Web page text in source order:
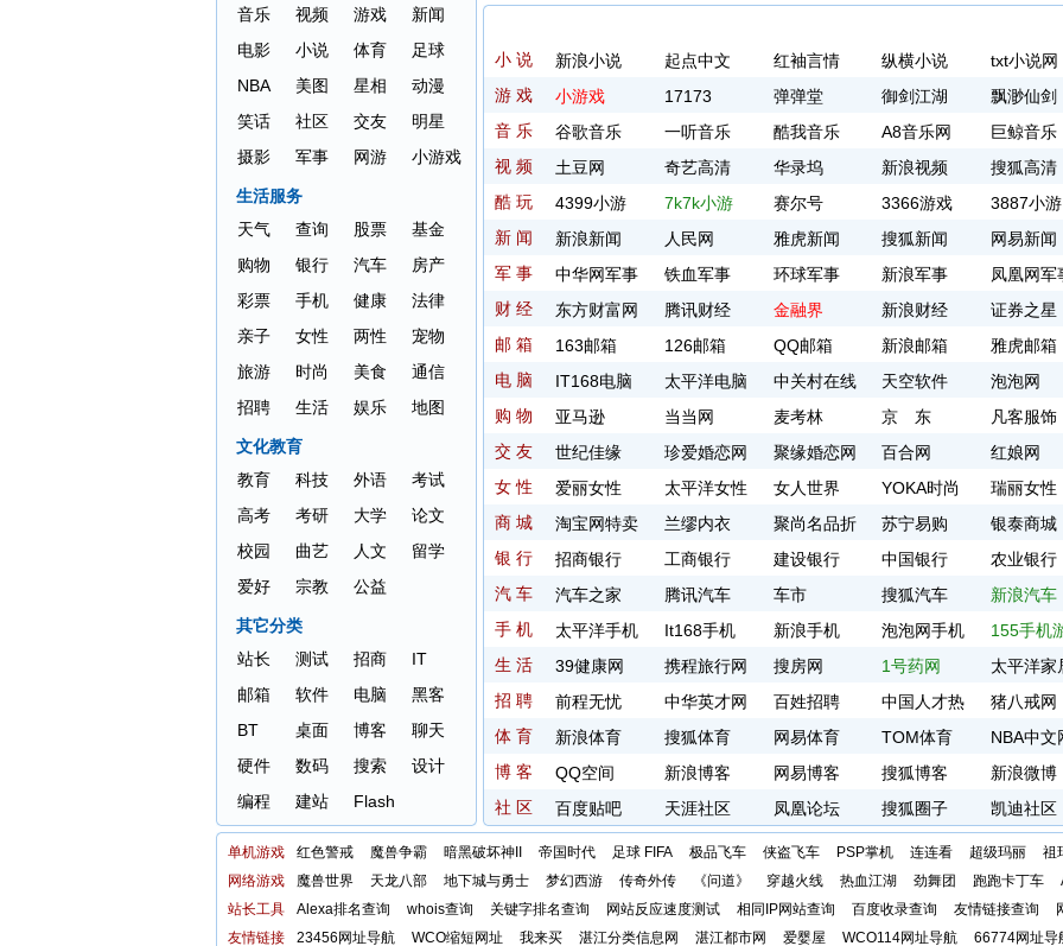
音乐
视频 游戏
新闻
电影
小说 体育
足球
NBA
美图 星相
动漫
笑话
社区 交友
明星
摄影
军事 网游 小游戏
生活服务
天气
查询 股票
基金
购物
银行 汽车
房产
彩票
手机 健康
法律
亲子
女性 两性
宠物
旅游
时尚 美食
通信
招聘
生活 娱乐 地图
文化教育
教育
科技 外语
考试
高考
考研 大学
论文
校园
曲艺 人文
留学
爱好
宗教 公益
其它分类
站长
测试 招商
IT
邮箱
软件 电脑
黑客
BT
桌面 博客
聊天
硬件
数码 搜索
设计
编程
建站 Flash
小 说 新浪小说 起点中文 红袖言情 纵横小说 txt小说网
游 戏 小游戏 17173 弹弹堂 御剑江湖 飘渺仙剑
音 乐 谷歌音乐 一听音乐 酷我音乐 A8音乐网 巨鲸音乐
视 频 土豆网 奇艺高清 华录坞 新浪视频 搜狐高清
酷 玩
4399小游
戏
7k7k小游
戏
赛尔号 3366游戏
3887小游
戏
新 闻 新浪新闻 人民网 雅虎新闻 搜狐新闻 网易新闻
军 事 中华网军事 铁血军事 环球军事 新浪军事 凤凰网军
财 经 东方财富网 腾讯财经 金融界 新浪财经 证券之星
邮 箱 163邮箱 126邮箱 QQ邮箱 新浪邮箱 雅虎邮箱
电 脑 IT168电脑 太平洋电脑 中关村在线 天空软件 泡泡网
购 物 亚马逊 当当网 麦考林 京 东 凡客服饰
交 友 世纪佳缘 珍爱婚恋网 聚缘婚恋网 百合网 红娘网
女 性 爱丽女性 太平洋女性 女人世界 YOKA时尚 瑞丽女性
商 城 淘宝网特卖 兰缪内衣
聚尚名品折
扣
苏宁易购 银泰商城
银 行 招商银行 工商银行 建设银行 中国银行 农业银行
汽 车 汽车之家 腾讯汽车 车市 搜狐汽车 新浪汽车
手 机 太平洋手机 It168手机 新浪手机 泡泡网手机
155手机
戏
生 活 39健康网 携程旅行网 搜房网 1号药网 太平洋家
招 聘 前程无忧 中华英才网 百姓招聘
中国人才热
线
猪八戒网
体 育 新浪体育 搜狐体育 网易体育 TOM体育 NBA中文
博 客 QQ空间 新浪博客 网易博客 搜狐博客 新浪微博
社 区 百度贴吧 天涯社区 凤凰论坛 搜狐圈子 凯迪社区
单机游戏 红色警戒 魔兽争霸 暗黑破坏神II 帝国时代 足球 FIFA 极品飞车 侠盗飞车 PSP掌机 连连看 超级玛丽 祖
网络游戏
魔兽世界 天龙八部 地下城与勇士 梦幻西游 传奇外传 《问道》 穿越火线 热血江湖 劲舞团 跑跑卡丁车
站长工具
Alexa排名查询 whois查询 关键字排名查询 网站反应速度测试 相同IP网站查询 百度收录查询 友情链接查询
友情链接
23456网址导航 WCO缩短网址 我来买 湛江分类信息网 湛江都市网 爱婴屋 WCO114网址导航 66774网址导